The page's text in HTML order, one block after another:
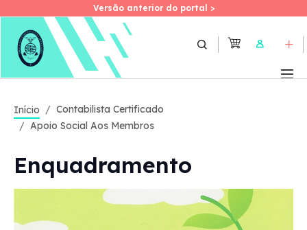
Skip
Versão anterior do portal >
Versão anterior do portal >
User
Início
Contabilista Certificado
Apoio Social Aos Membros
Enquadramento